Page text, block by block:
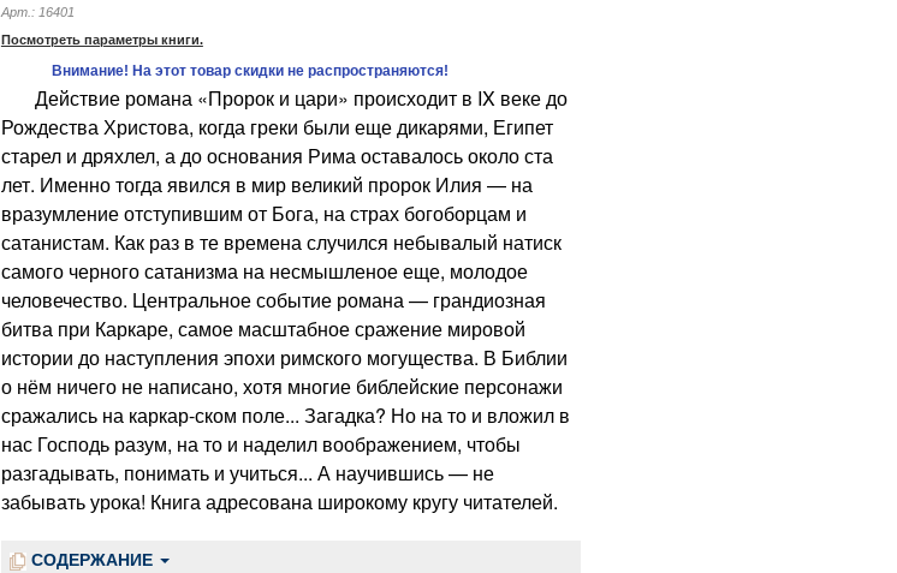
Арт.: 16401
Посмотреть параметры книги.
Внимание! На этот товар скидки не распространяются!
Действие романа «Пророк и цари» происходит в IX веке до
Рождества Христова, когда греки были еще дикарями, Египет
старел и дряхлел, а до основания Рима оставалось около ста
лет. Именно тогда явился в мир великий пророк Илия — на
вразумление отступившим от Бога, на страх богоборцам и
сатанистам. Как раз в те времена случился небывалый натиск
самого черного сатанизма на несмышленое еще, молодое
человечество. Центральное событие романа — грандиозная
битва при Каркаре, самое масштабное сражение мировой
истории до наступления эпохи римского могущества. В Библии
о нём ничего не написано, хотя многие библейские персонажи
сражались на каркар-ском поле... Загадка? Но на то и вложил в
нас Господь разум, на то и наделил воображением, чтобы
разгадывать, понимать и учиться... А научившись — не
забывать урока! Книга адресована широкому кругу читателей.
СОДЕРЖАНИЕ